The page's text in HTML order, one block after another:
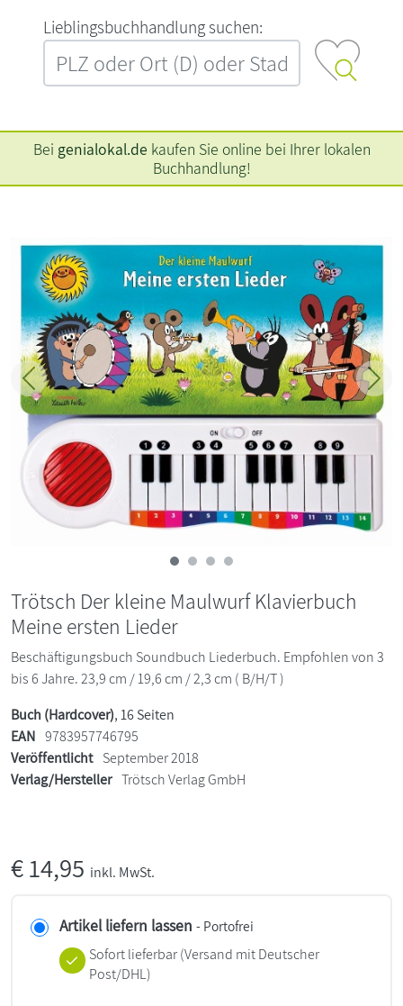
L‍i‍e‍b‍l‍i‍n‍g‍s‍b‍u‍c‍h‍h‍a‍n‍d‍l‍u‍n‍g‍ ‍s‍u‍c‍h‍e‍n‍:‍
Bei genialokal.de kaufen Sie online bei Ihrer lokalen
Buchhandlung!
Zurück
Trötsch Der kleine Maulwurf Klavierbuch
Meine ersten Lieder
Beschäftigungsbuch Soundbuch Liederbuch. Empfohlen von 3
bis 6 Jahre. 23,9 cm / 19,6 cm / 2,3 cm ( B/H/T )
Buch (Hardcover), 16 Seiten
EAN 9783957746795
Veröffentlicht September 2018
Verlag/Hersteller Trötsch Verlag GmbH
€14,95 inkl. MwSt.
Artikel liefern lassen - Portofrei
Sofort lieferbar(Versand mit Deutscher
Post/DHL)